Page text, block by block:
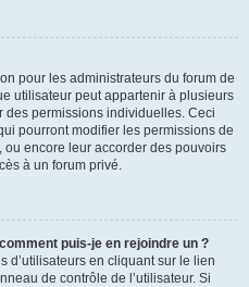
pour les administrateurs du forum de
utilisateur peut appartenir à plusieurs
permissions individuelles. Ceci
pourront modifier les permissions de
encore leur accorder des pouvoirs
à un forum privé.
puis-je en rejoindre un ?
d’utilisateurs en cliquant sur le lien
de contrôle de l’utilisateur. Si